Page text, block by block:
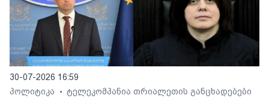
30-07-2026 16:59
პოლიტიკა
• ტელეკომპანია თრიალეთის განცხადებები